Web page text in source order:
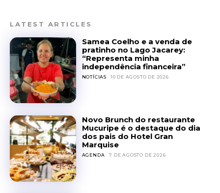
LATEST ARTICLES
Samea Coelho e a venda de
pratinho no Lago Jacarey:
“Representa minha
independência financeira”
NOTÍCIAS 10 DE AGOSTO DE 2026
Novo Brunch do restaurante
Mucuripe é o destaque do dia
dos pais do Hotel Gran
Marquise
AGENDA 7 DE AGOSTO DE 2026